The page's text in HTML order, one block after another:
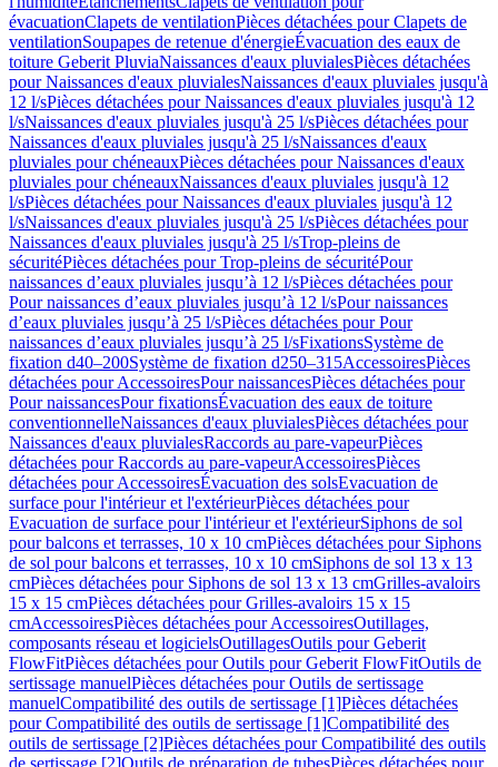
évacuationClapets de ventilationPièces détachées pour Clapets de
ventilationSoupapes de retenue d'énergieÉvacuation des eaux de
toiture Geberit PluviaNaissances d'eaux pluvialesPièces détachées
pour Naissances d'eaux pluvialesNaissances d'eaux pluviales jusqu'à
12 l/sPièces détachées pour Naissances d'eaux pluviales jusqu'à 12
l/sNaissances d'eaux pluviales jusqu'à 25 l/sPièces détachées pour
Naissances d'eaux pluviales jusqu'à 25 l/sNaissances d'eaux
pluviales pour chéneauxPièces détachées pour Naissances d'eaux
pluviales pour chéneauxNaissances d'eaux pluviales jusqu'à 12
l/sPièces détachées pour Naissances d'eaux pluviales jusqu'à 12
l/sNaissances d'eaux pluviales jusqu'à 25 l/sPièces détachées pour
Naissances d'eaux pluviales jusqu'à 25 l/sTrop-pleins de
sécuritéPièces détachées pour Trop-pleins de sécuritéPour
naissances d’eaux pluviales jusqu’à 12 l/sPièces détachées pour
Pour naissances d’eaux pluviales jusqu’à 12 l/sPour naissances
d’eaux pluviales jusqu’à 25 l/sPièces détachées pour Pour
naissances d’eaux pluviales jusqu’à 25 l/sFixationsSystème de
fixation d40–200Système de fixation d250–315AccessoiresPièces
détachées pour AccessoiresPour naissancesPièces détachées pour
Pour naissancesPour fixationsÉvacuation des eaux de toiture
conventionnelleNaissances d'eaux pluvialesPièces détachées pour
Naissances d'eaux pluvialesRaccords au pare-vapeurPièces
détachées pour Raccords au pare-vapeurAccessoiresPièces
détachées pour AccessoiresÉvacuation des solsEvacuation de
surface pour l'intérieur et l'extérieurPièces détachées pour
Evacuation de surface pour l'intérieur et l'extérieurSiphons de sol
pour balcons et terrasses, 10 x 10 cmPièces détachées pour Siphons
de sol pour balcons et terrasses, 10 x 10 cmSiphons de sol 13 x 13
cmPièces détachées pour Siphons de sol 13 x 13 cmGrilles-avaloirs
15 x 15 cmPièces détachées pour Grilles-avaloirs 15 x 15
cmAccessoiresPièces détachées pour AccessoiresOutillages,
composants réseau et logicielsOutillagesOutils pour Geberit
FlowFitPièces détachées pour Outils pour Geberit FlowFitOutils de
sertissage manuelPièces détachées pour Outils de sertissage
manuelCompatibilité des outils de sertissage [1]Pièces détachées
pour Compatibilité des outils de sertissage [1]Compatibilité des
outils de sertissage [2]Pièces détachées pour Compatibilité des outils
de sertissage [2]Outils de préparation de tubesPièces détachées pour